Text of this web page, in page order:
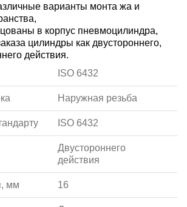
варианты монта жа и
в корпус пневмоцилиндра,
цилиндры как двустороннего,
действия.
ISO 6432
Наружная резьба
ISO 6432
Двустороннего
действия
мм 16